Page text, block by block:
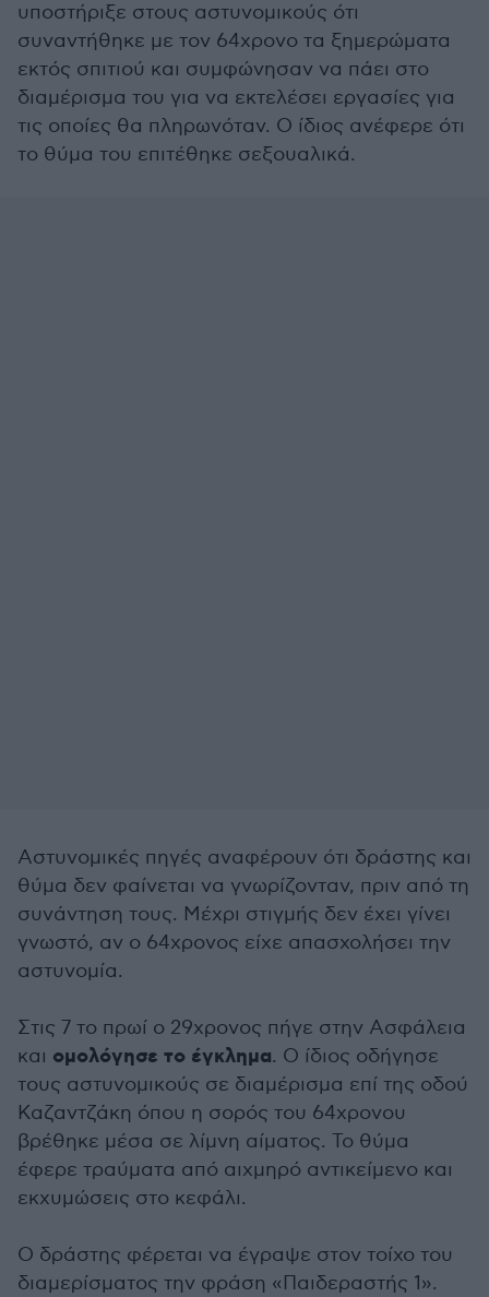
υποστήριξε στους αστυνομικούς ότι
συναντήθηκε με τον 64χρονο τα ξημερώματα
εκτός σπιτιού και συμφώνησαν να πάει στο
διαμέρισμα του για να εκτελέσει εργασίες για
τις οποίες θα πληρωνόταν. Ο ίδιος ανέφερε ότι
το θύμα του επιτέθηκε σεξουαλικά.
Αστυνομικές πηγές αναφέρουν ότι δράστης και
θύμα δεν φαίνεται να γνωρίζονταν, πριν από τη
συνάντηση τους. Μέχρι στιγμής δεν έχει γίνει
γνωστό, αν ο 64χρονος είχε απασχολήσει την
αστυνομία.
Στις 7 το πρωί ο 29χρονος πήγε στην Ασφάλεια
και ομολόγησε το έγκλημα. Ο ίδιος οδήγησε
τους αστυνομικούς σε διαμέρισμα επί της οδού
Καζαντζάκη όπου η σορός του 64χρονου
βρέθηκε μέσα σε λίμνη αίματος. Το θύμα
έφερε τραύματα από αιχμηρό αντικείμενο και
εκχυμώσεις στο κεφάλι.
Ο δράστης φέρεται να έγραψε στον τοίχο του
διαμερίσματος την φράση «Παιδεραστής 1».